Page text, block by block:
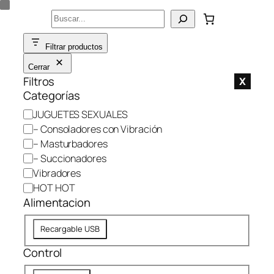
Saltar
contenido
Buscar
Filtrar productos
Cerrar
Filtros X
Categorías
C
a
t
e
g
o
r
í
JUGUETES SEXUALES
– Consoladores con Vibración
– Masturbadores
– Succionadores
Vibradores
HOT HOT
Alimentacion
l
i
m
Recargable USB
Control